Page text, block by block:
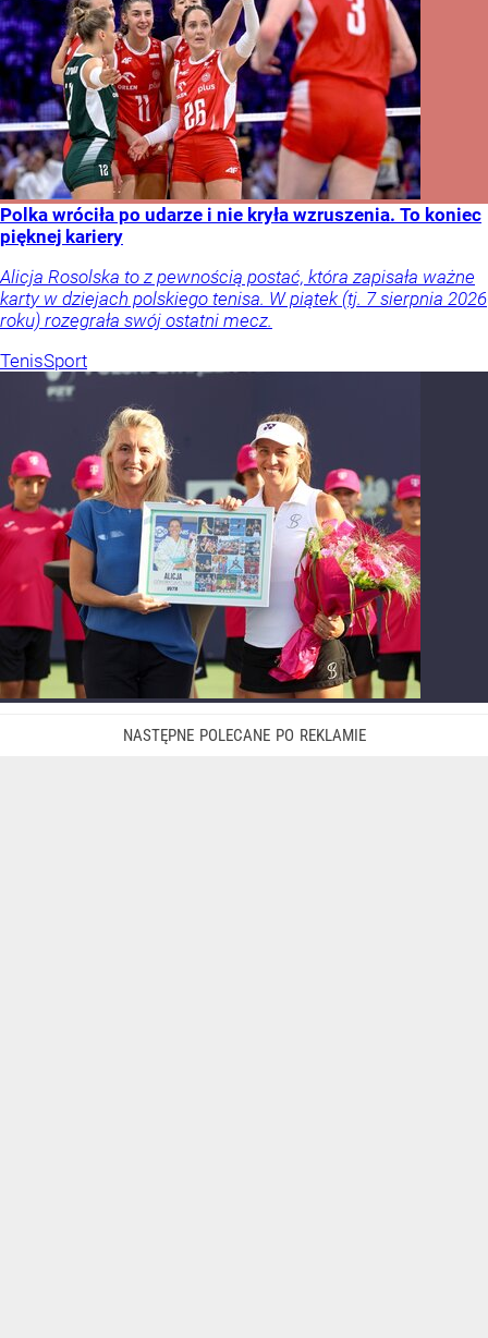
Polka wróciła po udarze i nie kryła wzruszenia. To koniec
pięknej kariery
Alicja Rosolska to z pewnością postać, która zapisała ważne
karty w dziejach polskiego tenisa. W piątek (tj. 7 sierpnia 2026
roku) rozegrała swój ostatni mecz.
TenisSport